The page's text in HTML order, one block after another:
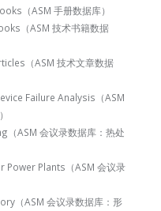
（ASM 手册数据库）
（ASM 技术书籍数据
（ASM 技术文章数据
Failure Analysis（ASM
ASM 会议录数据库：热处
Plants（ASM 会议录
（ASM 会议录数据库：形